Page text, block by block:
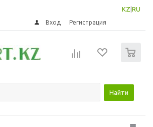
KZ RU
Вход Регистрация
Найти